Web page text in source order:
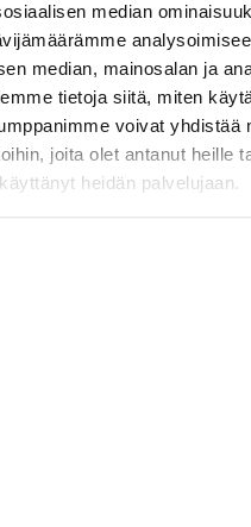
median
median, mainosalan ja
tietoja siitä, miten
voivat yhdistää
joita olet antanut heille
heidän palvelujaan.
Ei hakua vastaavia tuloksia.